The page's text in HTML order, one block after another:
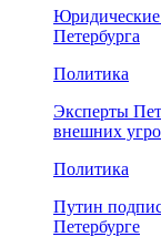
Петербурга
Политика
Эксперты
внешних
Политика
Путин
Петербурге